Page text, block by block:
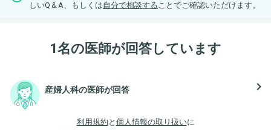
しいQ＆A、もしくは自分で相談することでご確認いただけます。
1名の医師が回答しています
産婦人科の医師が回答 navigate_next
利用規約 と 個人情報の取り扱いに